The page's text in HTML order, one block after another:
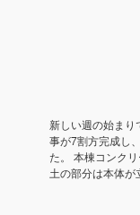
新しい週の始まり
事が7割方完成し
た。 本棟コンク
土の部分は本体